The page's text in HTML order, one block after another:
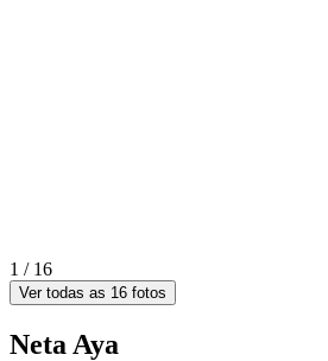
1 / 16
Ver todas as 16 fotos
Neta Aya